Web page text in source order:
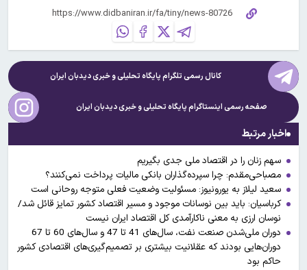
کانال رسمی تلگرام پایگاه تحلیلی و خبریدیدبان ایران
صفحه رسمی اینستاگرام پایگاه تحلیلی و خبریدیدبان ایران
اخبار مرتبط
سهم زنان را در اقتصاد ملی جدی بگیریم
مصباحی‌مقدم: چرا سپرده‌گذاران بانکی مالیات پرداخت نمی‌کنند؟
سعید لیلاز به یورونیوز: مسئولیت وضعیت فعلی متوجه روحانی است
کرباسیان: باید بین نوسانات موجود و مسیر اقتصاد کشور تمایز قائل شد/
نوسان ارزی به معنی ناکارآمدی کل اقتصاد ایران نیست
دوران ملی‌شدن صنعت نفت، سال‌های 41 تا 47 و سال‌های 60 تا 67
دوران‌هایی بودند که عقلانیت بیشتری بر تصمیم‌گیری‌های اقتصادی کشور
حاکم بود